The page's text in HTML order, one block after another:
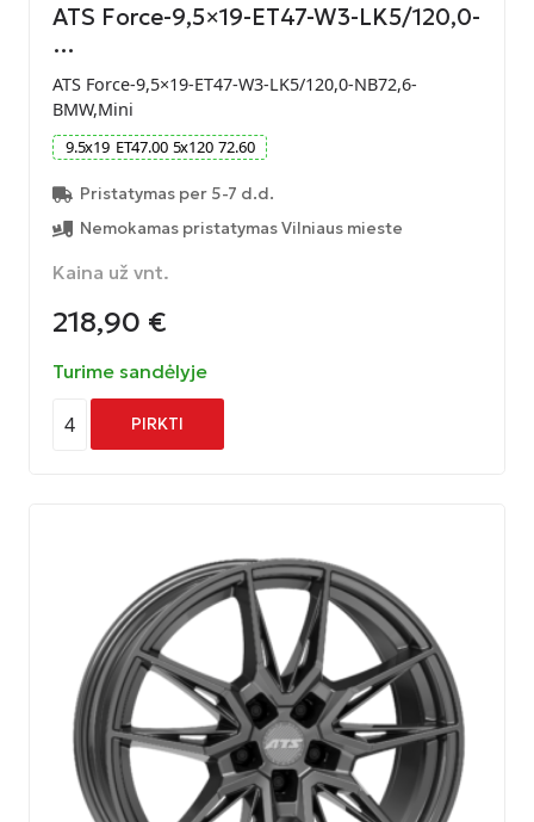
ATS Force-9,5×19-ET47-W3-LK5/120,0-
…
ATS Force-9,5×19-ET47-W3-LK5/120,0-NB72,6-
BMW,Mini
9.5x19 ET47.00 5x120 72.60
Pristatymas per 5-7 d.d.
Nemokamas pristatymas Vilniaus mieste
Kaina už vnt.
218,90 €
Turime sandėlyje
4 PIRKTI